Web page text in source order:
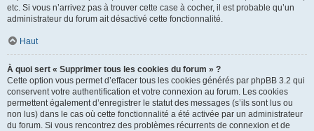
etc. Si vous n’arrivez pas à trouver cette case à cocher, il est probable qu’un
administrateur du forum ait désactivé cette fonctionnalité.
Haut
À quoi sert « Supprimer tous les cookies du forum » ?
Cette option vous permet d’effacer tous les cookies générés par phpBB 3.2 qui
conservent votre authentification et votre connexion au forum. Les cookies
permettent également d’enregistrer le statut des messages (s’ils sont lus ou
non lus) dans le cas où cette fonctionnalité a été activée par un administrateur
du forum. Si vous rencontrez des problèmes récurrents de connexion et de